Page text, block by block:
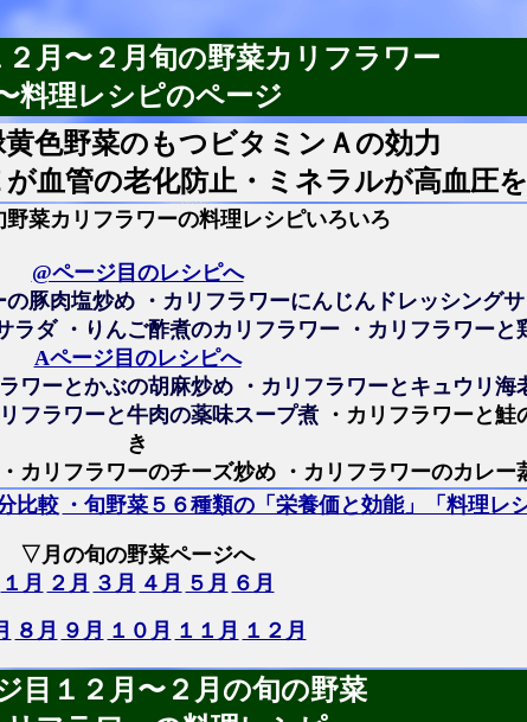
２月〜２月旬の野菜カリフラワー
料理レシピのページ
色野菜のもつビタミンＡの効力
が血管の老化防止・ミネラルが高血圧
菜カリフラワーの料理レシピいろいろ
@ページ目のレシピへ
の豚肉塩炒め ・カリフラワーにんじんドレッシング
ラダ ・りんご酢煮のカリフラワー ・カリフラワーと
Aページ目のレシピへ
ワーとかぶの胡麻炒め ・カリフラワーとキュウリ海
フラワーと牛肉の薬味スープ煮 ・カリフラワーと鮭
き
カリフラワーのチーズ炒め ・カリフラワーのカレー
比較 ・旬野菜５６種類の「栄養価と効能」「料理レシ
▽月の旬の野菜ページへ
１月 ２月 ３月 ４月 ５月 ６月
８月 ９月 １０月 １１月 １２月
目１２月〜２月の旬の野菜